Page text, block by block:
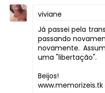
viviane
Já passei pela
passando
novamente.
uma "libertação".
Beijos!
www.memorizeis.tk